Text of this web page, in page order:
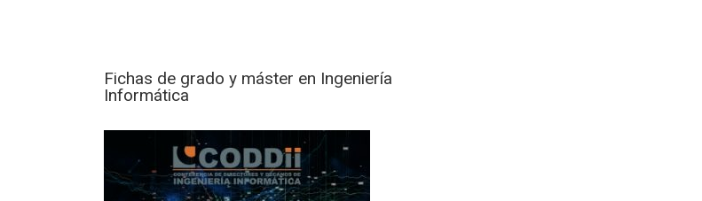
Fichas de grado y máster en Ingeniería
Informática